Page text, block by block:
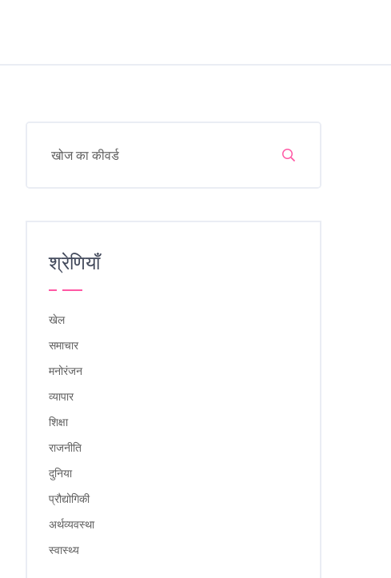
श्रेणियाँ
खेल
समाचार
मनोरंजन
व्यापार
शिक्षा
राजनीति
दुनिया
प्रौद्योगिकी
अर्थव्यवस्था
स्वास्थ्य